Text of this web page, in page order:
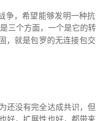
争，希望能够发明一种抗
三个方面，一个是它的
，就是包罗的无连接包
还没有完全达成共识，
好，扩展性也好，都带